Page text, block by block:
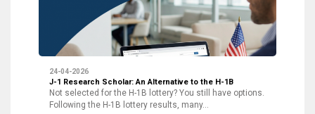
24-04-2026
J-1 Research Scholar: An Alternative to the H-1B
Not selected for the H-1B lottery? You still have options.
Following the H-1B lottery results, many…